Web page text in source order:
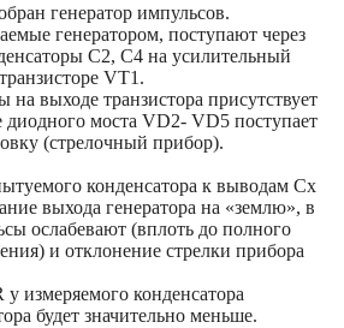
генератор импульсов.
генератором, поступают через
C2, C4 на усилительный
VT1.
выходе транзистора присутствует
диодного моста VD2- VD5 поступает
(стрелочный прибор).
конденсатора к выводам Cх
выхода генератора на «землю», в
ослабевают (вплоть до полного
и отклонение стрелки прибора
измеряемого конденсатора
будет значительно меньше.